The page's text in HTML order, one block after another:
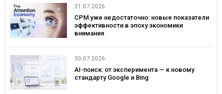
31.07.2026
CPM уже недостаточно: новые показатели
эффективности в эпоху экономики
внимания
30.07.2026
AI-поиск: от эксперимента — к новому
стандарту Google и Bing